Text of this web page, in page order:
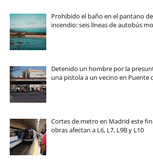
Prohibido el baño en el pantano
incendio: seis líneas de autobús
Detenido un hombre por la
una pistola a un vecino en Puente
Cortes de metro en Madrid este
obras afectan a L6, L7, L9B y L10